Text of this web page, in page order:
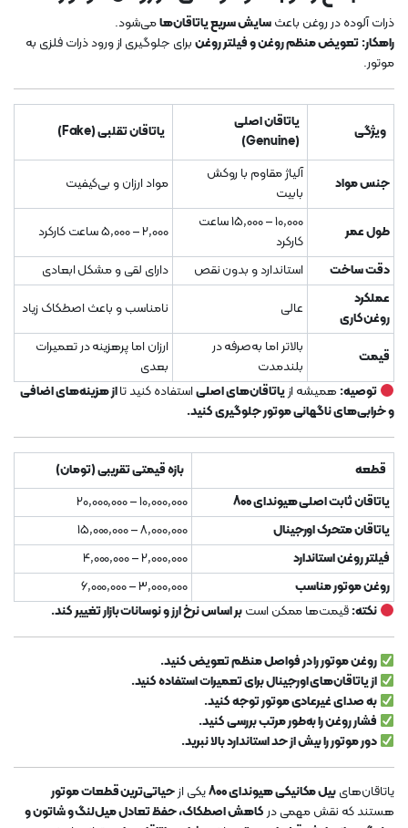
ذرات آلوده در روغن باعثسایش سریع یاتاقان‌هامی‌شود.
راهکار:تعویض منظم روغن و فیلتر روغنبرای جلوگیری از ورود ذرات فلزی به
موتور.
ویژگی
یاتاقان اصلی
(Genuine)
یاتاقان تقلبی (Fake)
جنس مواد
آلیاژ مقاوم با روکش
بابیت
مواد ارزان و بی‌کیفیت
طول عمر
10,000 – 15,000 ساعت
کارکرد
2,000 – 5,000 ساعت کارکرد
دقت ساخت
استاندارد و بدون نقص
دارای لقی و مشکل ابعادی
عملکرد
روغن‌کاری
عالی نامناسب و باعث اصطکاک زیاد
قیمت
بالاتر اما به‌صرفه در
بلندمدت
ارزان اما پرهزینه در تعمیرات
بعدی
توصیه: همیشه ازیاتاقان‌های اصلیاستفاده کنید تااز هزینه‌های اضافی
و خرابی‌های ناگهانی موتور جلوگیری کنید.
قطعه
بازه قیمتی تقریبی (تومان)
یاتاقان ثابت اصلی هیوندای 800
10,000,000 – 20,000,000
یاتاقان متحرک اورجینال
8,000,000 – 15,000,000
فیلتر روغن استاندارد
2,000,000 – 4,000,000
روغن موتور مناسب
3,000,000 – 6,000,000
نکته:قیمت‌ها ممکن استبر اساس نرخ ارز و نوسانات بازار تغییر کند.
روغن موتور را در فواصل منظم تعویض کنید.
از یاتاقان‌های اورجینال برای تعمیرات استفاده کنید.
به صدای غیرعادی موتور توجه کنید.
فشار روغن را به‌طور مرتب بررسی کنید.
دور موتور را بیش از حد استاندارد بالا نبرید.
یاتاقان‌هایبیل مکانیکی هیوندای 800 یکی ازحیاتی‌ترین قطعات موتور
هستند که نقش مهمی درکاهش اصطکاک، حفظ تعادل میل‌لنگ و شاتون و